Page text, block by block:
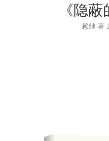
新
《隐蔽
赖继 著